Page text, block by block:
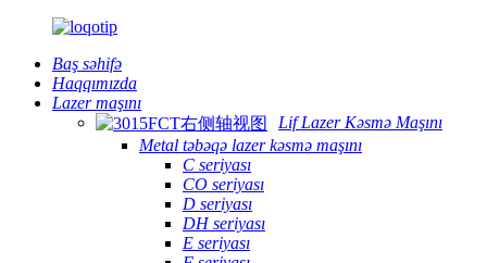
Baş səhifə
Haqqımızda
Lazer maşını
Lif Lazer Kəsmə Maşını
Metal təbəqə lazer kəsmə maşını
C seriyası
CO seriyası
D seriyası
DH seriyası
E seriyası